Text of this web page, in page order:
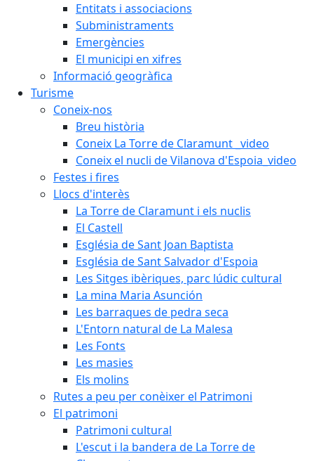
Entitats i associacions
Subministraments
Emergències
El municipi en xifres
Informació geogràfica
Turisme
Coneix-nos
Breu història
Coneix La Torre de Claramunt _video
Coneix el nucli de Vilanova d'Espoia_video
Festes i fires
Llocs d'interès
La Torre de Claramunt i els nuclis
El Castell
Església de Sant Joan Baptista
Església de Sant Salvador d'Espoia
Les Sitges ibèriques, parc lúdic cultural
La mina Maria Asunción
Les barraques de pedra seca
L'Entorn natural de La Malesa
Les Fonts
Les masies
Els molins
Rutes a peu per conèixer el Patrimoni
El patrimoni
Patrimoni cultural
L'escut i la bandera de La Torre de